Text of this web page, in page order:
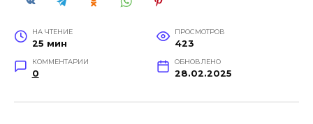
НА ЧТЕНИЕ
25 мин
ПРОСМОТРОВ
423
КОММЕНТАРИИ
0
ОБНОВЛЕНО
28.02.2025